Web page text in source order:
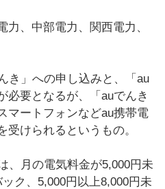
、中部電力、関西電力、
き」への申し込みと、「au
必要となるが、「auでんき
マートフォンなどau携帯電
けられるというもの。
、月の電気料金が5,000円未
ク、5,000円以上8,000円未